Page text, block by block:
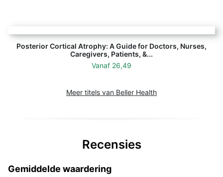
Posterior Cortical Atrophy: A Guide for Doctors, Nurses,
Caregivers, Patients, &...
Vanaf 26,49
Meer titels van Beller Health
Recensies
Gemiddelde waardering